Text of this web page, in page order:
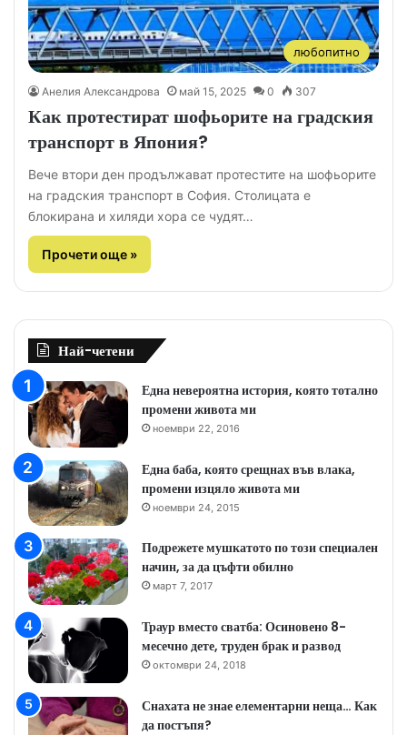
любопитно
Анелия Александрова май 15, 2025 0 307
Как протестират шофьорите на градския
транспорт в Япония?
Вече втори ден продължават протестите на шофьорите
на градския транспорт в София. Столицата е
блокирана и хиляди хора се чудят…
Прочети още »
Най-четени
Една невероятна история, която тотално
промени живота ми
ноември 22, 2016
Една баба, която срещнах във влака,
промени изцяло живота ми
ноември 24, 2015
Подрежете мушкатото по този специален
начин, за да цъфти обилно
март 7, 2017
Траур вместо сватба: Осиновено 8-
месечно дете, труден брак и развод
октомври 24, 2018
Снахата не знае елементарни неща… Как
да постъпя?